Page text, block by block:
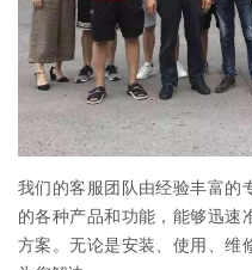
我们的客服团队由经验丰富的
的各种产品和功能，能够迅速
方案。无论是安装、使用、维